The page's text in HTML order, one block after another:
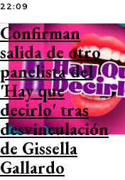
22:09
Confirman
salida de otro
panelista del
'Hay que
decirlo' tras
desvinculación
de Gissella
Gallardo